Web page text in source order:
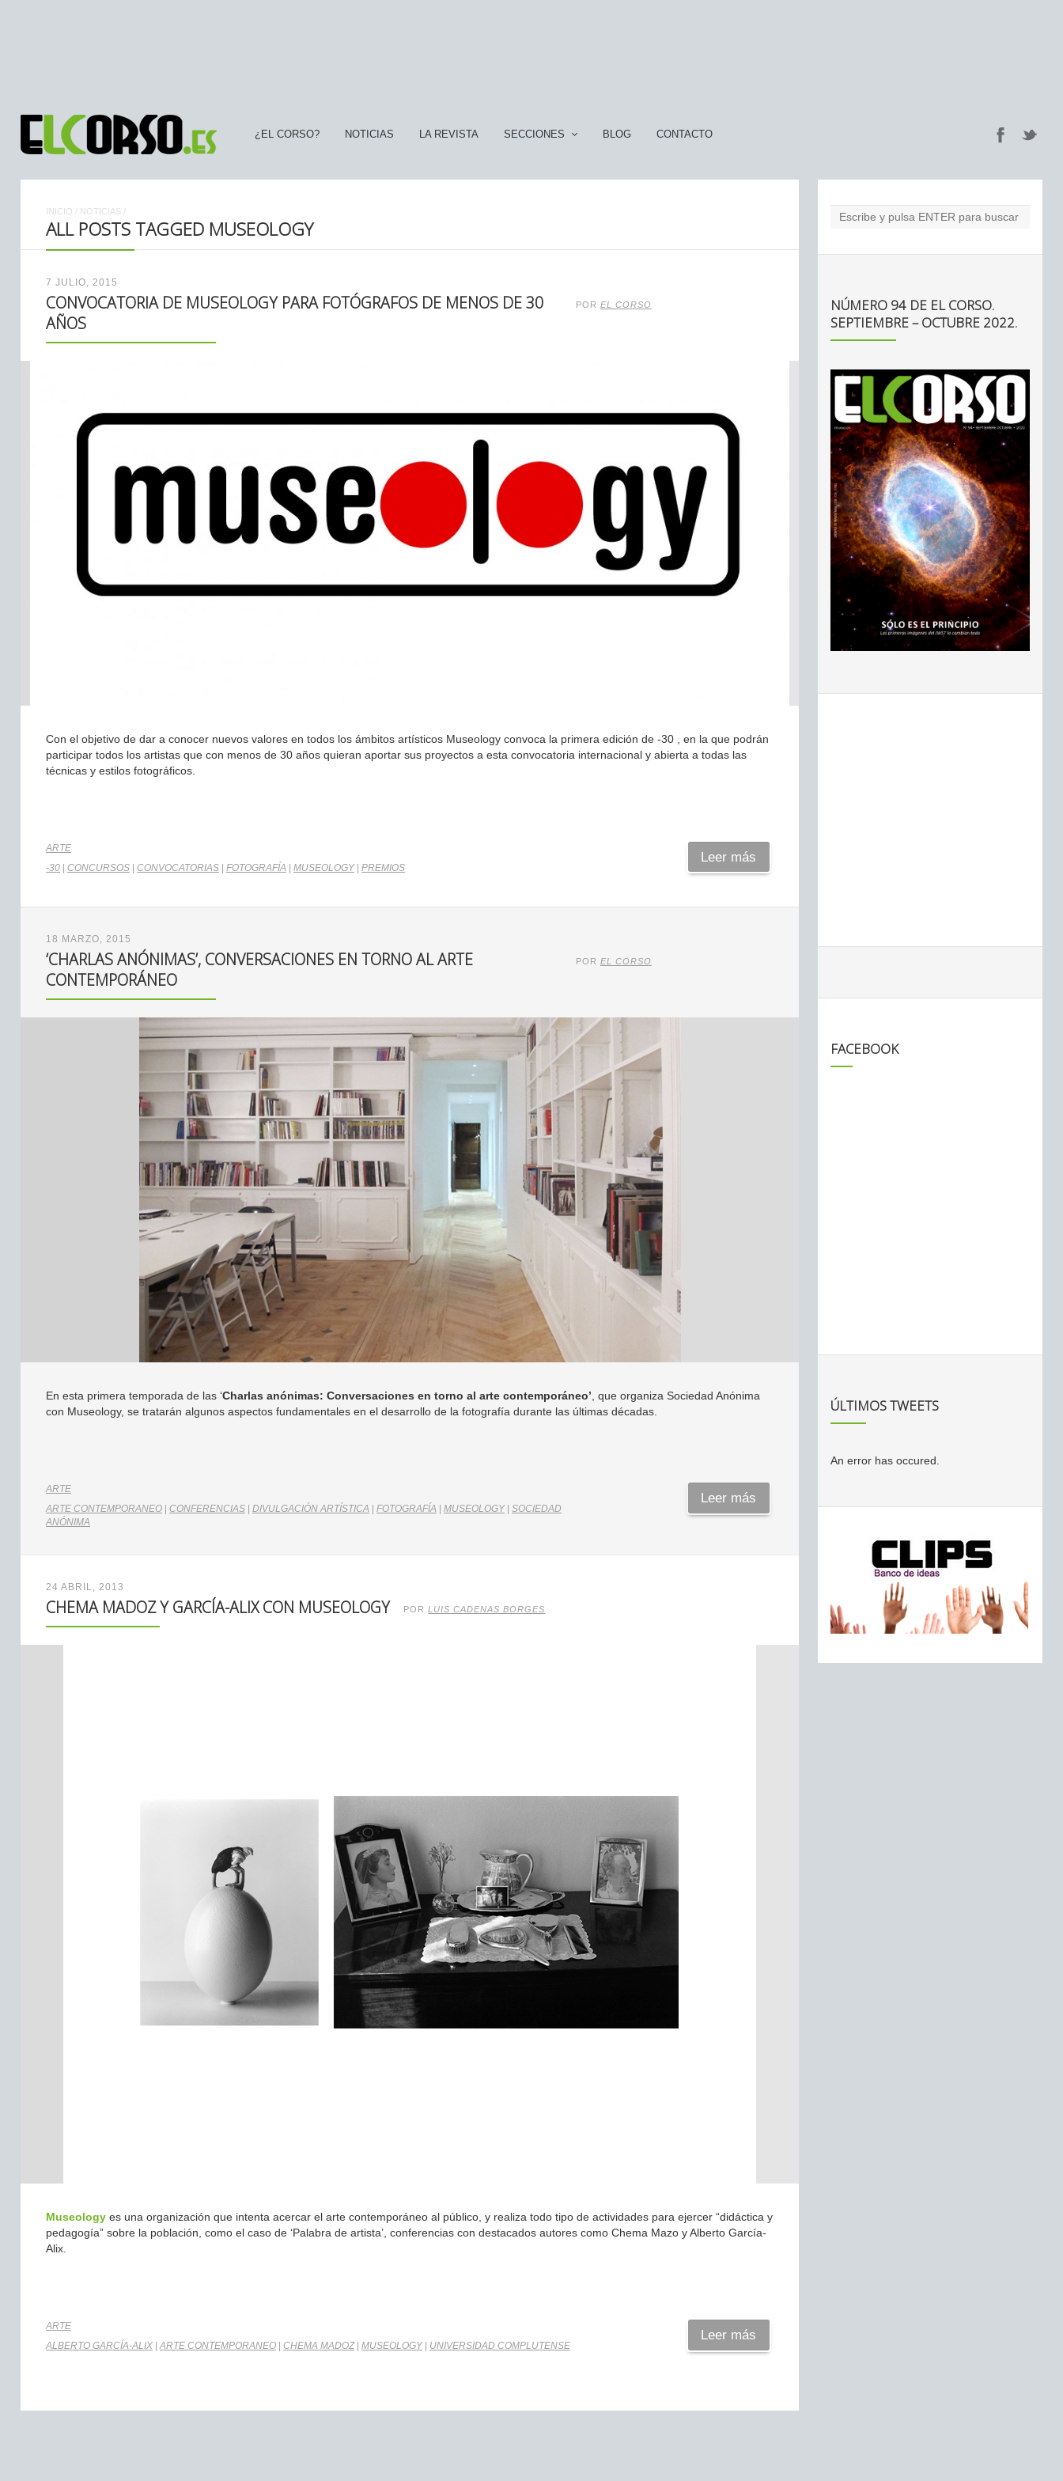
¿EL CORSO? NOTICIAS LA REVISTA SECCIONES BLOG CONTACTO
INICIO / NOTICIAS /
ALL POSTS TAGGED MUSEOLOGY
7 JULIO, 2015
CONVOCATORIA DE MUSEOLOGY PARA FOTÓGRAFOS DE MENOS DE 30
AÑOS
POR EL CORSO
Con el objetivo de dar a conocer nuevos valores en todos los ámbitos artísticos Museology convoca la primera edición de -30 , en la que podrán
participar todos los artistas que con menos de 30 años quieran aportar sus proyectos a esta convocatoria internacional y abierta a todas las
técnicas y estilos fotográficos.
ARTE
-30
CONCURSOS CONVOCATORIAS FOTOGRAFÍA MUSEOLOGY| PREMIOS
Leer más
18 MARZO, 2015
‘CHARLAS ANÓNIMAS’, CONVERSACIONES EN TORNO AL ARTE
CONTEMPORÁNEO
POR EL CORSO
En esta primera temporada de las ‘Charlas anónimas: Conversaciones en torno al arte contemporáneo’, que organiza Sociedad Anónima
con Museology, se tratarán algunos aspectos fundamentales en el desarrollo de la fotografía durante las últimas décadas.
ARTE
ARTE CONTEMPORANEO
CONFERENCIAS DIVULGACIÓN ARTÍSTICA FOTOGRAFÍA MUSEOLOGY| SOCIEDAD
ANÓNIMA
Leer más
24 ABRIL, 2013
CHEMA MADOZ Y GARCÍA-ALIX CON MUSEOLOGY PORLUIS CADENAS BORGES
Museology es una organización que intenta acercar el arte contemporáneo al público, y realiza todo tipo de actividades para ejercer “didáctica y
pedagogía” sobre la población, como el caso de ‘Palabra de artista’, conferencias con destacados autores como Chema Mazo y Alberto García-
Alix.
ARTE
ALBERTO GARCÍA-ALIX |ARTE CONTEMPORANEO CHEMA MADOZ| MUSEOLOGY| UNIVERSIDAD COMPLUTENSE
Leer más
NÚMERO 94 DE EL CORSO.
SEPTIEMBRE – OCTUBRE 2022.
FACEBOOK
ÚLTIMOS TWEETS
An error has occured.